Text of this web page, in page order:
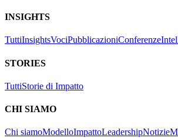
INSIGHTS
TuttiInsightsVociPubblicazioniConferenze
STORIES
TuttiStorie di Impatto
CHI SIAMO
Chi siamoModelloImpattoLeadershipNotizie